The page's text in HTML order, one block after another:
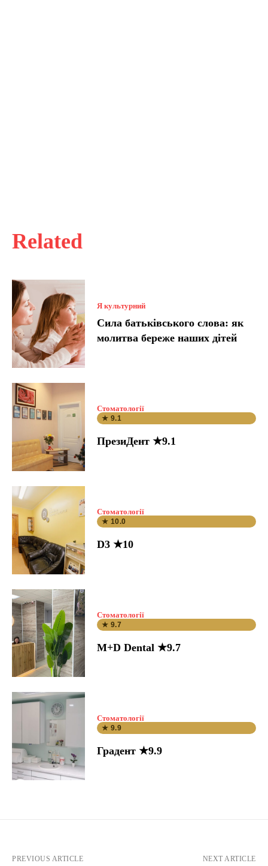
Related
Я культурний
Сила батьківського слова: як
молитва береже наших дітей
Стоматології
★ 9.1
ПрезиДент ★9.1
Стоматології
★ 10.0
D3 ★10
Стоматології
★ 9.7
M+D Dental ★9.7
Стоматології
★ 9.9
Градент ★9.9
PREVIOUS ARTICLE NEXT ARTICLE